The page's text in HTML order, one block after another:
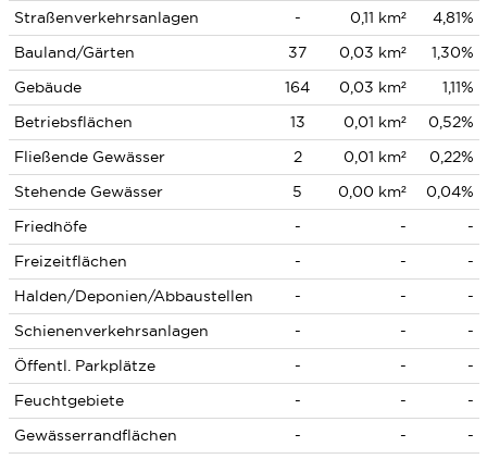
Straßenverkehrsanlagen - 0,11 km²
4,81%
Bauland/Gärten
37 0,03 km²
1,30%
Gebäude
164 0,03 km²
1,11%
Betriebsflächen
13 0,01 km²
0,52%
Fließende Gewässer
2 0,01 km²
0,22%
Stehende Gewässer
5 0,00 km²
0,04%
Friedhöfe
- -
-
Freizeitflächen
- -
-
Halden/Deponien/Abbaustellen
- -
-
Schienenverkehrsanlagen
- -
-
Öffentl. Parkplätze
- -
-
Feuchtgebiete
- -
-
Gewässerrandflächen
- - -